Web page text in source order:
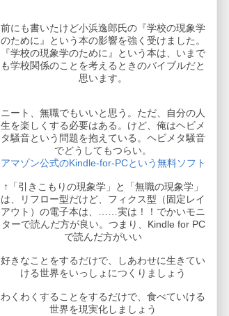
前にも書いたけど小浜逸郎氏の『学校の現象学
のために』という本の影響を強く受けました。
『学校の現象学のために』という本は、いまで
も学校関係のことを考えるときのバイブルだと
思います。
ニート、無職でもいいと思う。ただ、自分の人
生を楽しくする必要はある。けど、俺はヘビメ
タ騒音という問題を抱えている。ヘビメタ騒音
でどうしてもつらい。
アマゾン公式のKindle-for-PCという無料ソフト
↑「引きこもりの現象学」と「無職の現象学」
は、リフロー型だけど、フィクス型（固定レイ
アウト）の電子本は、……実は！！でかいモニ
ターで読んだ方が良い。つまり、Kindle for PC
で読んだ方がいい
好きなことをするだけで、しあわせに生きてい
ける世界をいっしょにつくりましょう
わくわくすることをするだけで、食べていける
世界を現実化しましょう